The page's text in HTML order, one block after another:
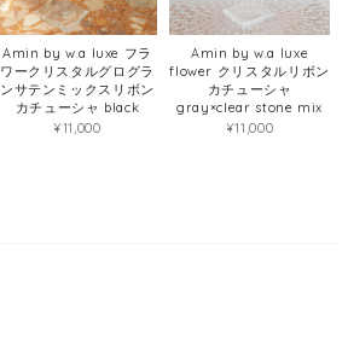
Amin by w.a luxe フラ
ワークリスタルグログラ
ンサテンミックスリボン
カチューシャ black
¥11,000
Amin by w.a luxe
flower クリスタルリボン
カチューシャ
gray×clear stone mix
¥11,000